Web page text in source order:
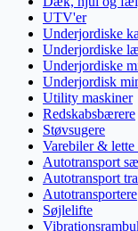
UTV'er
Underjordiske
Underjordiske
Underjordiske
Underjordisk
Utility maskiner
Redskabsbærere
Støvsugere
Varebiler &
Autotransport
Autotransport
Autotransportere
Søjlelifte